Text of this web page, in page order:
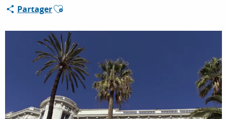
SÉJOURNER
PartagerAjouter aux favoris